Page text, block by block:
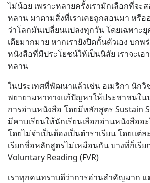
ไม่น้อย เพราะหลายครั้งเรามักเลือกที่จะ
หลาน มาตามสิ่งที่เราเคยถูกสอนมา หรื
ว่าโลกมันเปลี่ยนแปลงทุกวัน โดยเฉพาะ
เดียมากมาย หากเรายังปิดกั้นตัวเอง บก
หนังสือที่มีประโยชน์ให้เป็นนิสัย เราจะเอ
หลาน
ในประเทศที่พัฒนาแล้วเช่น อเมริกา นักวิ
พยายามหาทางแก้ปัญหาให้ประชาชนใน
การอ่านหนังสือ โดยมีหลักสูตร Sustain
มีคาบเรียนให้นักเรียนเลือกอ่านหนังสืออ
โดยไม่จำเป็นต้องเป็นตำราเรียน โดยแต่ล
เรียกชื่อหลักสูตรไม่เหมือนกัน บางที่ก็เรีย
Voluntary Reading (FVR)
เราทุกคนทราบดีว่าการอ่านสำคัญมาก แ